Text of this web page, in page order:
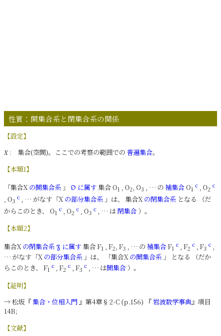
性質：開集合系と閉集合系の関係
【設定】
X: 集合(空間)。ここでの考察の範囲での 普遍集合。
【本題1】
「集合X の開集合系 」 𝔒 に属す 集合 O1 , O2 , O3 , … の 補集合O1 c , O2 c
, O3 c , … がなす「X の部分集合系 」は、 集合X の閉集合系
からこのとき、 O1 c , O2 c , O3 c , … は 閉集合 ）。
【本題2】
集合X の閉集合系𝔉 に属す集合 F1 , F2, F3 , … の 補集合F1 c , F2 c , F3 c
… がなす「X の部分集合系 」は、 「集合X の開集合系 」 となる （だか
らこのとき、 F1 c , F2 c , F3 c , … は開集合 ）。
【証明】
→ 松坂『集合・位相入門 』第4章§2-C (p.156) 『岩波数学事典』項目
14B;
【文献】